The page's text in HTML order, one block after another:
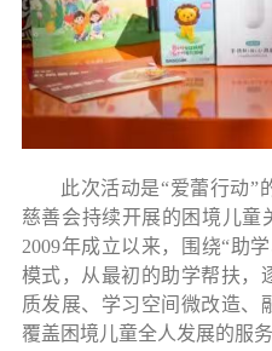
此次活动是“爱蕾行动”
慈善会持续开展的困境儿童
2009年成立以来，围绕“助
模式，从最初的助学帮扶，
质发展、学习空间微改造、
覆盖困境儿童全人发展的服务